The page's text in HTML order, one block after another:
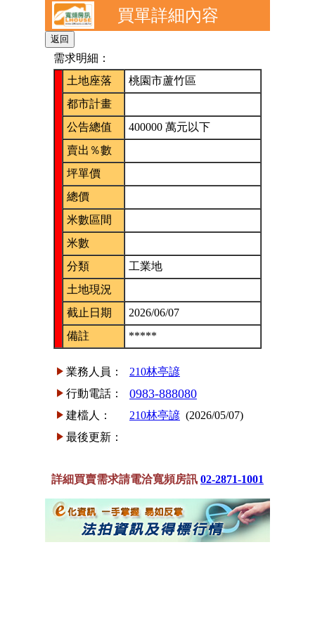
買單詳細內容
需求明細：
土地座落
桃園市蘆竹區
都市計畫
公告總值
400000 萬元以下
賣出％數
坪單價
總價
米數區間
米數
分類
工業地
土地現況
截止日期
2026/06/07
備註
*****
業務人員：
210林亭諺
行動電話：
0983-888080
建檔人： 210林亭諺 (2026/05/07)
最後更新：
詳細買賣需求請電洽寬頻房訊 02-2871-1001